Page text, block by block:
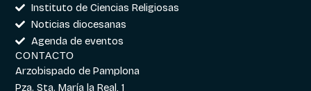
Instituto de Ciencias Religiosas
Noticias diocesanas
Agenda de eventos
CONTACTO
Arzobispado de Pamplona
Pza. Sta. María la Real, 1